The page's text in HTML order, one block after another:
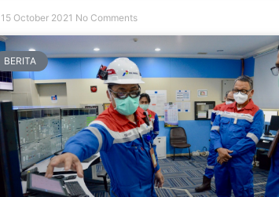
15 October 2021 No Comments
BERITA